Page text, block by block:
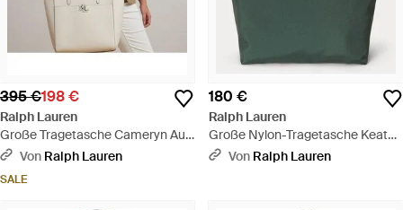
395 €198 €
Ralph Lauren
Große Tragetasche Cameryn Aus
Leder - Weiß
Von Ralph Lauren
SALE
180 €
Ralph Lauren
Große Nylon-Tragetasche Keaton
- Grün
Von Ralph Lauren